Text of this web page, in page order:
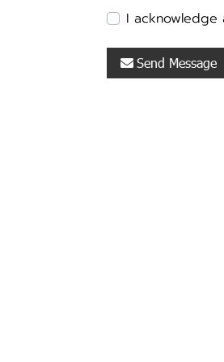
I
Send Message